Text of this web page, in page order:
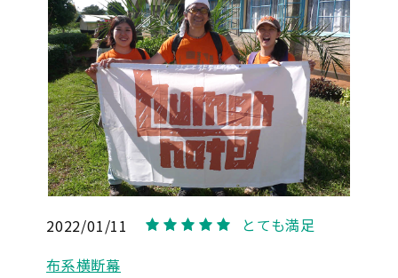
2022/01/11
とても満足
布系横断幕